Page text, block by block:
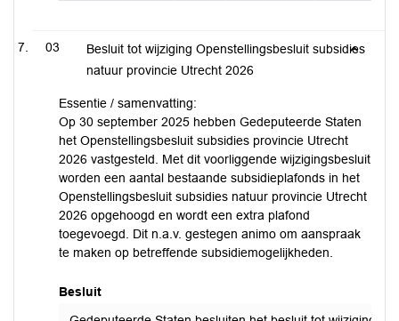
03
Besluit tot wijziging Openstellingsbesluit subsidies
natuur provincie Utrecht 2026
Essentie / samenvatting:
Op 30 september 2025 hebben Gedeputeerde Staten
het Openstellingsbesluit subsidies provincie Utrecht
2026 vastgesteld. Met dit voorliggende wijzigingsbesluit
worden een aantal bestaande subsidieplafonds in het
Openstellingsbesluit subsidies natuur provincie Utrecht
2026 opgehoogd en wordt een extra plafond
toegevoegd. Dit n.a.v. gestegen animo om aanspraak
te maken op betreffende subsidiemogelijkheden.
Besluit